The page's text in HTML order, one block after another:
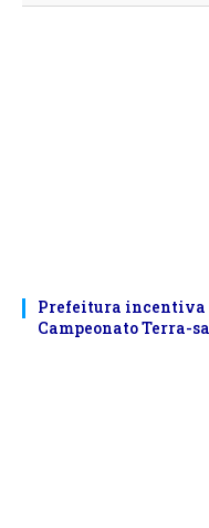
Prefeitura incentiva
Campeonato Terra-